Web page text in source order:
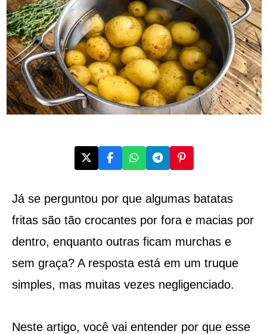
Já se perguntou por que algumas batatas
fritas são tão crocantes por fora e macias por
dentro, enquanto outras ficam murchas e
sem graça? A resposta está em um truque
simples, mas muitas vezes negligenciado.
Neste artigo, você vai entender por que esse